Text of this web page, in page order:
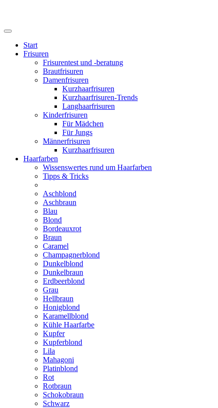
Start
Frisuren
Frisurentest und -beratung
Brautfrisuren
Damenfrisuren
Kurzhaarfrisuren
Kurzhaarfrisuren-Trends
Langhaarfrisuren
Kinderfrisuren
Für Mädchen
Für Jungs
Männerfrisuren
Kurzhaarfrisuren
Haarfarben
Wissenswertes rund um Haarfarben
Tipps & Tricks
Aschblond
Aschbraun
Blau
Blond
Bordeauxrot
Braun
Caramel
Champagnerblond
Dunkelblond
Dunkelbraun
Erdbeerblond
Grau
Hellbraun
Honigblond
Karamellblond
Kühle Haarfarbe
Kupfer
Kupferblond
Lila
Mahagoni
Platinblond
Rot
Rotbraun
Schokobraun
Schwarz